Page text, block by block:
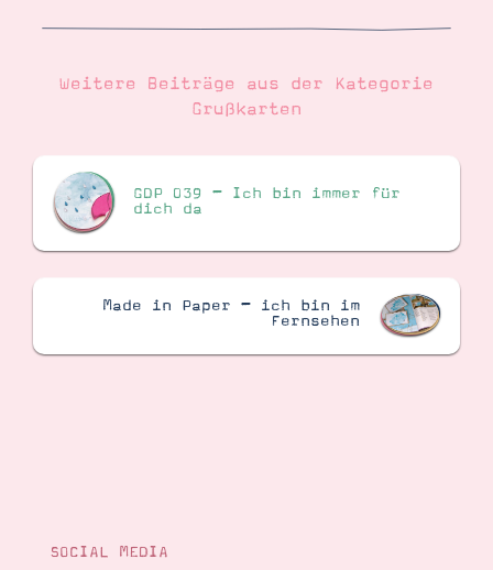
Weitere Beiträge aus der Kategorie
Grußkarten
GDP 039 – Ich bin immer für
dich da
Made in Paper – ich bin im
Fernsehen
SOCIAL MEDIA